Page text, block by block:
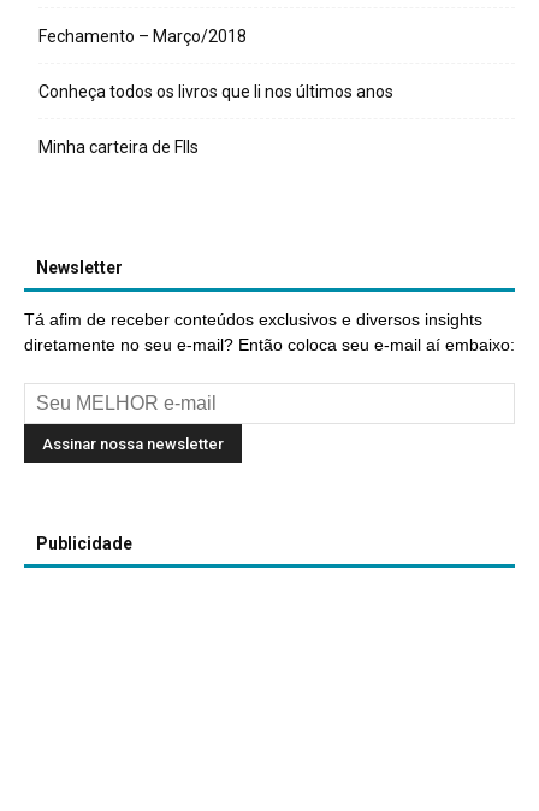
Fechamento – Março/2018
Conheça todos os livros que li nos últimos anos
Minha carteira de FIIs
Newsletter
Tá afim de receber conteúdos exclusivos e diversos insights
diretamente no seu e-mail? Então coloca seu e-mail aí embaixo:
Publicidade